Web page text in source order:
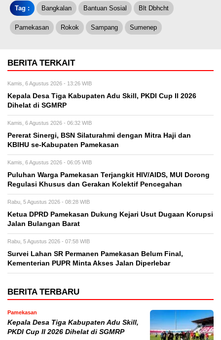
Tag : Bangkalan Bantuan Sosial Blt Dbhcht
Pamekasan Rokok Sampang Sumenep
BERITA TERKAIT
Kamis, 6 Agustus 2026 - 13:26 WIB
Kepala Desa Tiga Kabupaten Adu Skill, PKDI Cup II 2026
Dihelat di SGMRP
Kamis, 6 Agustus 2026 - 06:32 WIB
Pererat Sinergi, BSN Silaturahmi dengan Mitra Haji dan
KBIHU se-Kabupaten Pamekasan
Kamis, 6 Agustus 2026 - 06:05 WIB
Puluhan Warga Pamekasan Terjangkit HIV/AIDS, MUI Dorong
Regulasi Khusus dan Gerakan Kolektif Pencegahan
Rabu, 5 Agustus 2026 - 08:28 WIB
Ketua DPRD Pamekasan Dukung Kejari Usut Dugaan Korupsi
Jalan Bulangan Barat
Rabu, 5 Agustus 2026 - 07:58 WIB
Survei Lahan SR Permanen Pamekasan Belum Final,
Kementerian PUPR Minta Akses Jalan Diperlebar
BERITA TERBARU
Pamekasan
Kepala Desa Tiga Kabupaten Adu Skill,
PKDI Cup II 2026 Dihelat di SGMRP